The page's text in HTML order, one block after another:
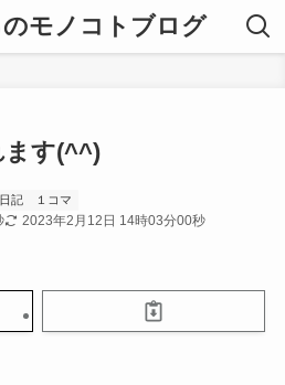
モノコトブログ
ます(^^)
記 １コマ
2023年2月12日 14時03分00秒